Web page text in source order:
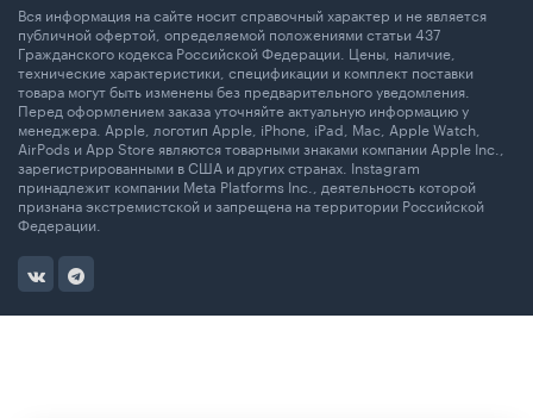
Вся информация на сайте носит справочный характер и не является
публичной офертой, определяемой положениями статьи 437
Гражданского кодекса Российской Федерации. Цены, наличие,
технические характеристики, спецификации и комплект поставки
товара могут быть изменены без предварительного уведомления.
Перед оформлением заказа уточняйте актуальную информацию у
менеджера. Apple, логотип Apple, iPhone, iPad, Mac, Apple Watch,
AirPods и App Store являются товарными знаками компании Apple Inc.,
зарегистрированными в США и других странах. Instagram
принадлежит компании Meta Platforms Inc., деятельность которой
признана экстремистской и запрещена на территории Российской
Федерации.